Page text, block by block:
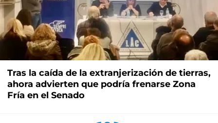
Tras la caída de la extranjerización de tierras,
ahora advierten que podría frenarse Zona
Fría en el Senado